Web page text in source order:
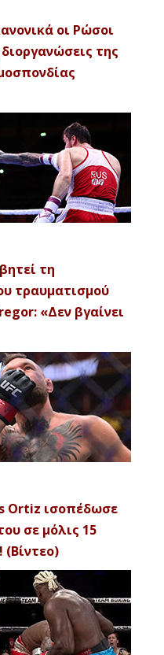
οι Ρώσοι
της
τη
τραυματισμού
«Δεν βγαίνει
Ortiz ισοπέδωσε
σε μόλις 15